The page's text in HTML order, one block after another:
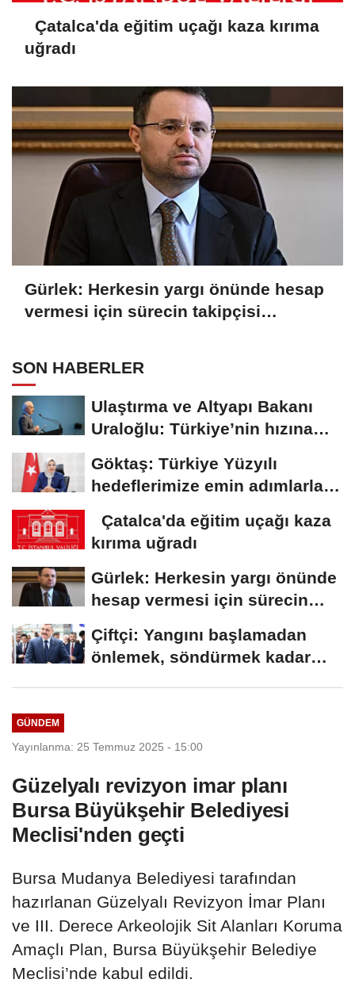
Çatalca'da eğitim uçağı kaza kırıma
uğradı
Gürlek: Herkesin yargı önünde hesap
vermesi için sürecin takipçisi
SON HABERLER
Ulaştırma ve Altyapı Bakanı
Uraloğlu: Türkiye’nin hızına
Göktaş: Türkiye Yüzyılı
hedeflerimize emin adımlarla
Çatalca'da eğitim uçağı kaza
kırıma uğradı
Gürlek: Herkesin yargı önünde
hesap vermesi için sürecin
Çiftçi: Yangını başlamadan
önlemek, söndürmek kadar
GÜNDEM
Yayınlanma: 25 Temmuz 2025 - 15:00
Güzelyalı revizyon imar planı
Bursa Büyükşehir Belediyesi
Meclisi'nden geçti
Bursa Mudanya Belediyesi tarafından
hazırlanan Güzelyalı Revizyon İmar Planı
ve III. Derece Arkeolojik Sit Alanları Koruma
Amaçlı Plan, Bursa Büyükşehir Belediye
Meclisi’nde kabul edildi.